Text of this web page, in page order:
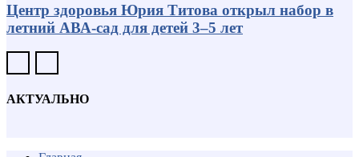
Центр здоровья Юрия Титова открыл набор в
летний АВА-сад для детей 3–5 лет
АКТУАЛЬНО